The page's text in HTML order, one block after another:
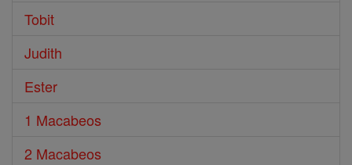
Tobit
Judith
Ester
1 Macabeos
2 Macabeos